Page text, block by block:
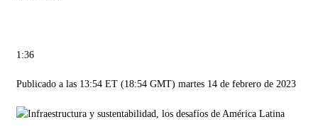
1:36
Publicado a las 13:54 ET (18:54 GMT) martes 14 de febrero de 2023